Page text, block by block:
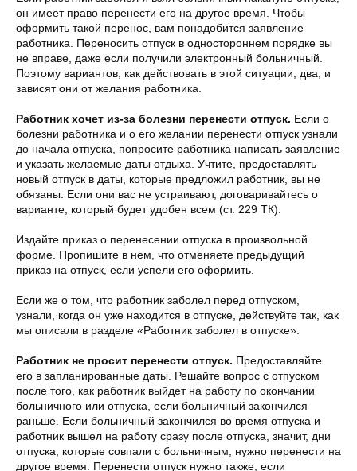
он имеет право перенести его на другое время. Чтобы
оформить такой перенос, вам понадобится заявление
работника. Переносить отпуск в одностороннем порядке вы
не вправе, даже если получили электронный больничный.
Поэтому вариантов, как действовать в этой ситуации, два, и
зависят они от желания работника.
Работник хочет из-за болезни перенести отпуск. Если о
болезни работника и о его желании перенести отпуск узнали
до начала отпуска, попросите работника написать заявление
и указать желаемые даты отдыха. Учтите, предоставлять
новый отпуск в даты, которые предложил работник, вы не
обязаны. Если они вас не устраивают, договаривайтесь о
варианте, который будет удобен всем (ст. 229 ТК).
Издайте приказ о перенесении отпуска в произвольной
форме. Пропишите в нем, что отменяете предыдущий
приказ на отпуск, если успели его оформить.
Если же о том, что работник заболел перед отпуском,
узнали, когда он уже находится в отпуске, действуйте так, как
мы описали в разделе «Работник заболел в отпуске».
Работник не просит перенести отпуск. Предоставляйте
его в запланированные даты. Решайте вопрос с отпуском
после того, как работник выйдет на работу по окончании
больничного или отпуска, если больничный закончился
раньше. Если больничный закончился во время отпуска и
работник вышел на работу сразу после отпуска, значит, дни
отпуска, которые совпали с больничным, нужно перенести на
другое время. Перенести отпуск нужно также, если